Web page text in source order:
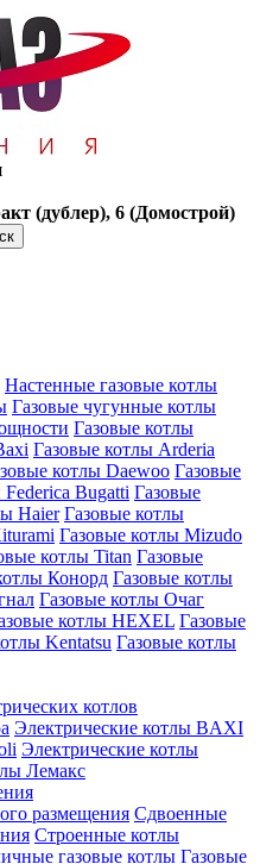
(дублер), 6 (Домострой)
Настенные газовые котлы
Газовые чугунные котлы
Газовые котлы
Газовые котлы Arderia
котлы Daewoo Газовые
Bugatti Газовые
Haier Газовые котлы
Газовые котлы Mizudo
котлы Titan Газовые
Конорд Газовые котлы
Газовые котлы Очаг
котлы HEXEL Газовые
Kentatsu Газовые котлы
котлов
Электрические котлы BAXI
Электрические котлы
Лемакс
размещения Сдвоенные
Строенные котлы
газовые котлы Газовые